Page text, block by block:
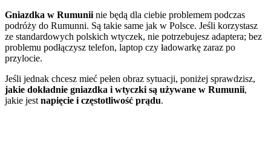
Gniazdka w Rumunii nie będą dla ciebie problemem podczas
podróży do Rumunni. Są takie same jak w Polsce. Jeśli korzystasz
ze standardowych polskich wtyczek, nie potrzebujesz adaptera; bez
problemu podłączysz telefon, laptop czy ładowarkę zaraz po
przylocie.
Jeśli jednak chcesz mieć pełen obraz sytuacji, poniżej sprawdzisz,
jakie dokładnie gniazdka i wtyczki są używane w Rumunii,
jakie jest napięcie i częstotliwość prądu.